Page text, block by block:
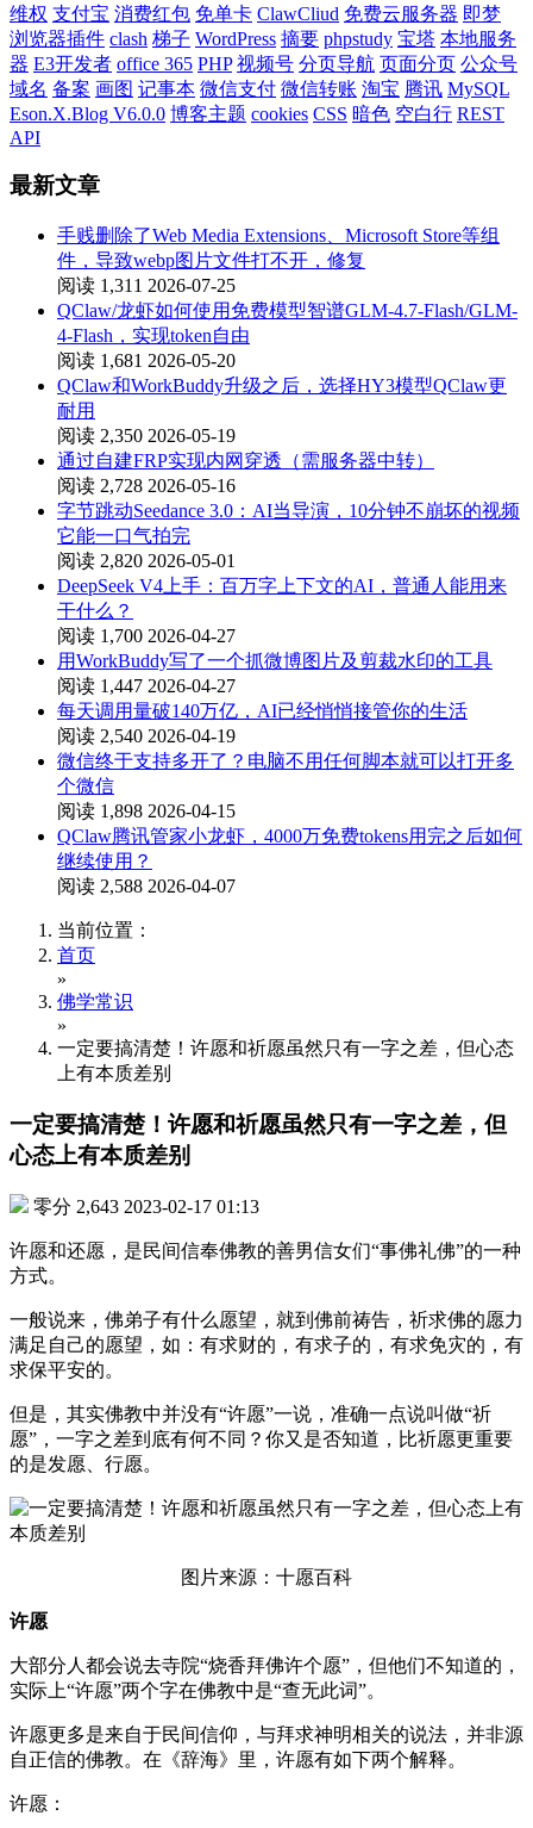
维权 支付宝 消费红包 免单卡 ClawCliud 免费云服务器 即梦
浏览器插件 clash 梯子 WordPress 摘要 phpstudy 宝塔 本地服务
器 E3开发者 office 365 PHP 视频号 分页导航 页面分页 公众号
域名 备案 画图 记事本 微信支付 微信转账 淘宝 腾讯 MySQL
Eson.X.Blog V6.0.0 博客主题 cookies CSS 暗色 空白行 REST
API
最新文章
手贱删除了Web Media Extensions、Microsoft Store等组
件，导致webp图片文件打不开，修复
阅读 1,311 2026-07-25
QClaw/龙虾如何使用免费模型智谱GLM-4.7-Flash/GLM-
4-Flash，实现token自由
阅读 1,681 2026-05-20
QClaw和WorkBuddy升级之后，选择HY3模型QClaw更
耐用
阅读 2,350 2026-05-19
通过自建FRP实现内网穿透（需服务器中转）
阅读 2,728 2026-05-16
字节跳动Seedance 3.0：AI当导演，10分钟不崩坏的视频
它能一口气拍完
阅读 2,820 2026-05-01
DeepSeek V4上手：百万字上下文的AI，普通人能用来
干什么？
阅读 1,700 2026-04-27
用WorkBuddy写了一个抓微博图片及剪裁水印的工具
阅读 1,447 2026-04-27
每天调用量破140万亿，AI已经悄悄接管你的生活
阅读 2,540 2026-04-19
微信终于支持多开了？电脑不用任何脚本就可以打开多
个微信
阅读 1,898 2026-04-15
QClaw腾讯管家小龙虾，4000万免费tokens用完之后如何
继续使用？
阅读 2,588 2026-04-07
当前位置：
首页
»
佛学常识
»
一定要搞清楚！许愿和祈愿虽然只有一字之差，但心态
上有本质差别
一定要搞清楚！许愿和祈愿虽然只有一字之差，但
心态上有本质差别
零分 2,643 2023-02-17 01:13
许愿和还愿，是民间信奉佛教的善男信女们“事佛礼佛”的一种
方式。
一般说来，佛弟子有什么愿望，就到佛前祷告，祈求佛的愿力
满足自己的愿望，如：有求财的，有求子的，有求免灾的，有
求保平安的。
但是，其实佛教中并没有“许愿”一说，准确一点说叫做“祈
愿”，一字之差到底有何不同？你又是否知道，比祈愿更重要
的是发愿、行愿。
图片来源：十愿百科
许愿
大部分人都会说去寺院“烧香拜佛许个愿”，但他们不知道的，
实际上“许愿”两个字在佛教中是“查无此词”。
许愿更多是来自于民间信仰，与拜求神明相关的说法，并非源
自正信的佛教。在《辞海》里，许愿有如下两个解释。
许愿：